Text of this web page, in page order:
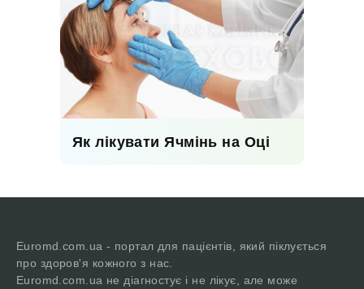
Як лікувати Ячмінь на Оці
Euromd.com.ua - портал для пацієнтів, який піклується
про здоров'я кожного з нас.
Euromd.com.ua не діагностує і не лікує, але може